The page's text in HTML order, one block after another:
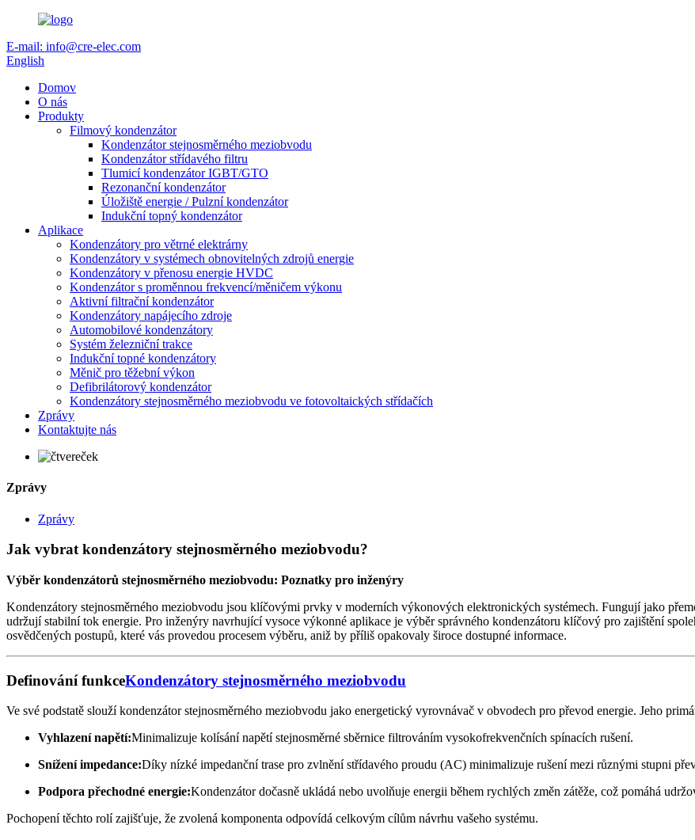
E-mail: info@cre-elec.com
English
Domov
O nás
Produkty
Filmový kondenzátor
Kondenzátor stejnosměrného meziobvodu
Kondenzátor střídavého filtru
Tlumicí kondenzátor IGBT/GTO
Rezonanční kondenzátor
Úložiště energie / Pulzní kondenzátor
Indukční topný kondenzátor
Aplikace
Kondenzátory pro větrné elektrárny
Kondenzátory v systémech obnovitelných zdrojů energie
Kondenzátory v přenosu energie HVDC
Kondenzátor s proměnnou frekvencí/měničem výkonu
Aktivní filtrační kondenzátor
Kondenzátory napájecího zdroje
Automobilové kondenzátory
Systém železniční trakce
Indukční topné kondenzátory
Měnič pro těžební výkon
Defibrilátorový kondenzátor
Kondenzátory stejnosměrného meziobvodu ve fotovoltaických střídačích
Zprávy
Kontaktujte nás
Zprávy
Zprávy
Jak vybrat kondenzátory stejnosměrného meziobvodu?
Výběr kondenzátorů stejnosměrného meziobvodu: Poznatky pro inženýry
Kondenzátory stejnosměrného meziobvodu jsou klíčovými prvky v moderních výkonových elektronických systémech. Fungují jako
udržují stabilní tok energie. Pro inženýry navrhující vysoce výkonné aplikace je výběr správného kondenzátoru klíčový pro zajištění
osvědčených postupů, které vás provedou procesem výběru, aniž by příliš opakovaly široce dostupné informace.
Definování funkceKondenzátory stejnosměrného meziobvodu
Ve své podstatě slouží kondenzátor stejnosměrného meziobvodu jako energetický vyrovnávač v obvodech pro převod energie. Jeho
Vyhlazení napětí:Minimalizuje kolísání napětí stejnosměrné sběrnice filtrováním vysokofrekvenčních spínacích rušení.
Snížení impedance:Díky nízké impedanční trase pro zvlnění střídavého proudu (AC) minimalizuje rušení mezi různými stupni
Podpora přechodné energie:Kondenzátor dočasně ukládá nebo uvolňuje energii během rychlých změn zátěže, což pomáhá
Pochopení těchto rolí zajišťuje, že zvolená komponenta odpovídá celkovým cílům návrhu vašeho systému.